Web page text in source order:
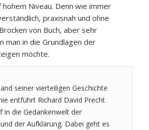
hohem Niveau. Denn wie immer
praxisnah und ohne
von Buch, aber sehr
man in die Grundlagen der
möchte.
seiner vierteiligen Geschichte
entführt Richard David Precht
in die Gedankenwelt der
der Aufklärung. Dabei geht es